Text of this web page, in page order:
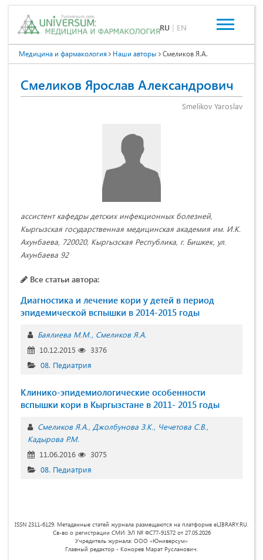
RU | EN
Медицина и фармакология Наши авторы Смеликов Я.А.
Смеликов Ярослав Александрович
Smelikov Yaroslav
ассистент кафедры детских инфекционных болезней,
Кыргызская государственная медицинская академия им. И.К.
Ахунбаева, 720020, Кыргызская Республика, г. Бишкек, ул.
Ахунбаева 92
Все статьи автора:
Диагностика и лечение кори у детей в период
эпидемической вспышки в 2014-2015 годы
Баялиева М.М. Смеликов Я.А.
10.12.2015
3376
08. Педиатрия
Клинико-эпидемиологические особенности
вспышки кори в Кыргызстане в 2011- 2015 годы
Смеликов Я.А. Джолбунова З.К.
Чечетова С.В.
Кадырова Р.М.
11.06.2016
3075
08. Педиатрия
ISSN 2311-6129. Метаданные статей журнала размещаются на платформе eLIBRARY.RU.
Св-во о регистрации СМИ: ЭЛ № ФС77-91572 от 27.05.2026
Учредитель журнала: ООО «Юниверсум»
Главный редактор - Конорев Марат Русланович.